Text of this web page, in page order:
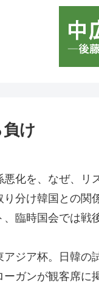
け
悪化を、なぜ、リ
り分け韓国との関
、臨時国会では戦
アジア杯。日韓の
ーガンが観客席に